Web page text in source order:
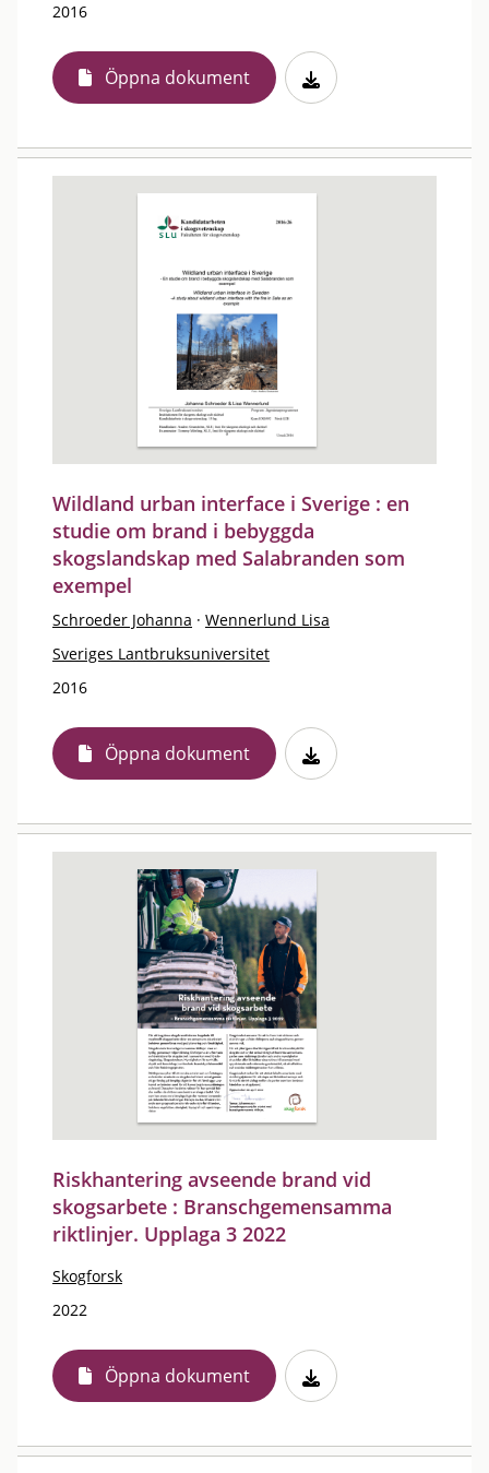
2016
Öppna dokument
Wildland urban interface i Sverige : en
studie om brand i bebyggda
skogslandskap med Salabranden som
exempel
Schroeder Johanna · Wennerlund Lisa
Sveriges Lantbruksuniversitet
2016
Öppna dokument
Riskhantering avseende brand vid
skogsarbete : Branschgemensamma
riktlinjer. Upplaga 3 2022
Skogforsk
2022
Öppna dokument